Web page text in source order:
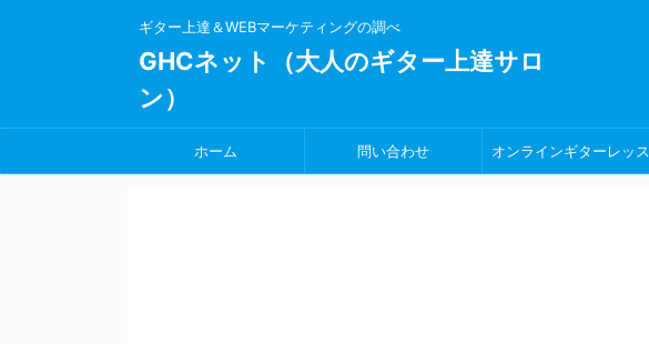
ギター上達＆WEBマーケティングの調べ
GHCネット（大人のギター上達サロ
ン）
ホーム 問い合わせ オンラインギターレッス